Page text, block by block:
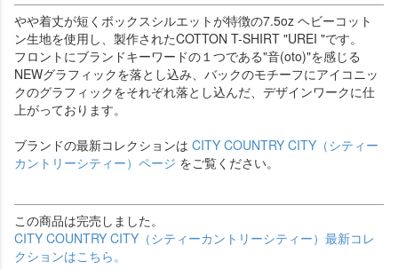
やや着丈が短くボックスシルエットが特徴の7.5oz ヘビーコット
ン生地を使用し、製作されたCOTTON T-SHIRT "UREI "です。
フロントにブランドキーワードの１つである"音(oto)"を感じる
NEWグラフィックを落とし込み、バックのモチーフにアイコニッ
クのグラフィックをそれぞれ落とし込んだ、デザインワークに仕
上がっております。
ブランドの最新コレクションは CITY COUNTRY CITY（シティー
カントリーシティー）ページ をご覧ください。
この商品は完売しました。
CITY COUNTRY CITY（シティーカントリーシティー）最新コレ
クションはこちら。